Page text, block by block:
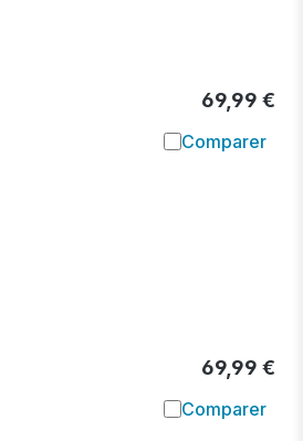
69,99 €
Comparer
Ajouter à
69,99 €
Comparer
Ajouter à